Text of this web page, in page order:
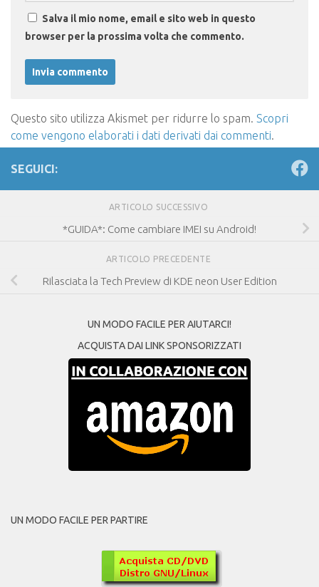
Salva il mio nome, email e sito web in questo
browser per la prossima volta che commento.
Questo sito utilizza Akismet per ridurre lo spam. Scopri
come vengono elaborati i dati derivati dai commenti.
SEGUICI:
ARTICOLO SUCCESSIVO
*GUIDA*: Come cambiare IMEI su Android!
ARTICOLO PRECEDENTE
Rilasciata la Tech Preview di KDE neon User Edition
UN MODO FACILE PER AIUTARCI!
ACQUISTA DAI LINK SPONSORIZZATI
UN MODO FACILE PER PARTIRE